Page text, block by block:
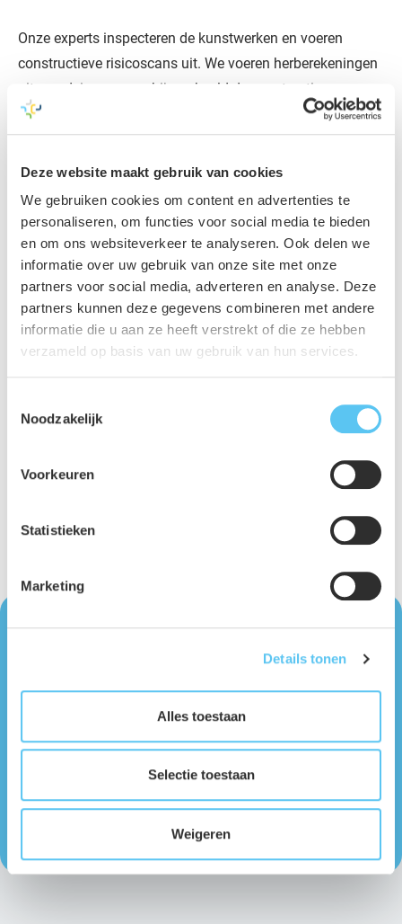
Deze website maakt gebruik van cookies
We gebruiken cookies om content en advertenties te
personaliseren, om functies voor social media te bieden
en om ons websiteverkeer te analyseren. Ook delen we
informatie over uw gebruik van onze site met onze
partners voor social media, adverteren en analyse. Deze
partners kunnen deze gegevens combineren met andere
informatie die u aan ze heeft verstrekt of die ze hebben
verzameld op basis van uw gebruik van hun services.
Noodzakelijk
Voorkeuren
Statistieken
Marketing
Details tonen
Alles toestaan
Selectie toestaan
Weigeren
Onze experts inspecteren de kunstwerken en voeren
constructieve risicoscans uit. We voeren herberekeningen
uit en adviseren over bijvoorbeeld de constructieve
versterking. We zetten onze kennis in voor een breed scala
aan klanten waaronder provincies, waterschappen,
gemeenten en publiek-private partijen. De uitkomst?
inzichten!
Beheerders van kunstwerken zijn
verantwoordelijk voor goed
functionerende en veilige
infrastructuur. Daar komt best wat bij
kijken.
de problematiek wordt uitgelegd die gemeenten ervaren
met het onderhoud van civieltechnische kunstwerken. Dit
soort grote opgaven vragen om expertise en een duidelijk
plan.
jsinke@avecodebondt.nl
+31 6 227 58 871